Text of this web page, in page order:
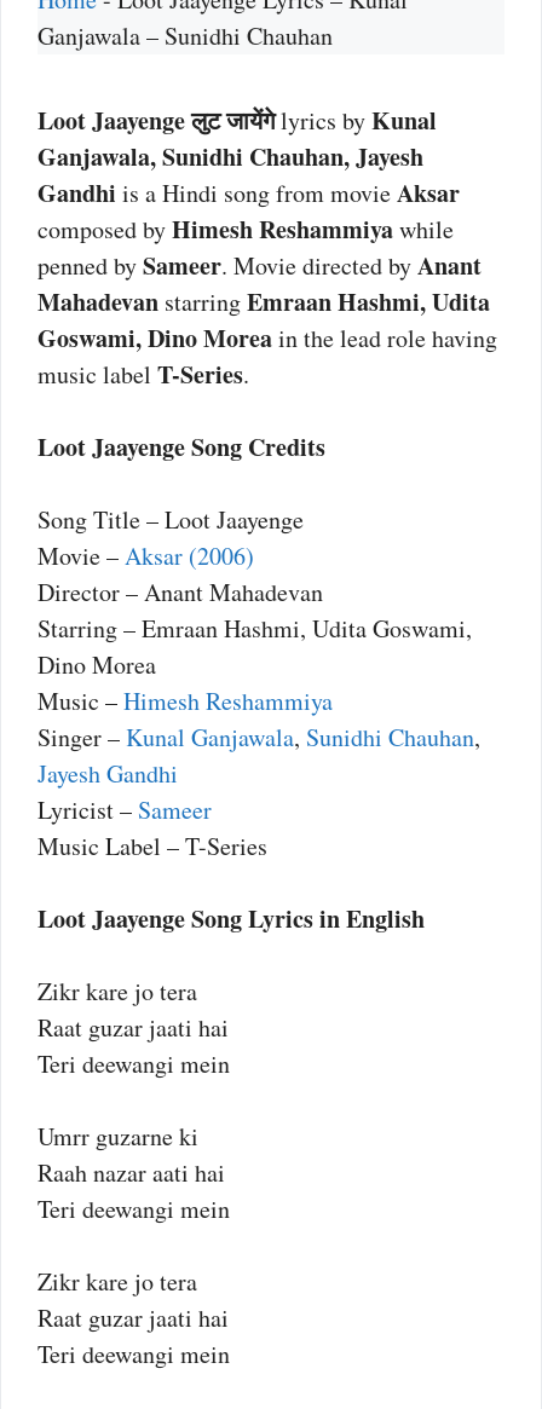
Ganjawala – Sunidhi Chauhan
Loot Jaayenge लुट जायेंगेlyrics byKunal
Ganjawala, Sunidhi Chauhan, Jayesh
Gandhi is a Hindi song from movieAksar
composed byHimesh Reshammiyawhile
penned bySameer. Movie directed byAnant
Mahadevan starringEmraan Hashmi, Udita
Goswami, Dino Moreain the lead role having
music label T-Series.
Loot Jaayenge Song Credits
Song Title – Loot Jaayenge
Movie –Aksar (2006)
Director – Anant Mahadevan
Starring – Emraan Hashmi, Udita Goswami,
Dino Morea
Music –Himesh Reshammiya
Singer –Kunal Ganjawala, Sunidhi Chauhan,
Jayesh Gandhi
Lyricist – Sameer
Music Label – T-Series
Loot Jaayenge Song Lyrics in English
Zikr kare jo tera
Raat guzar jaati hai
Teri deewangi mein
Umrr guzarne ki
Raah nazar aati hai
Teri deewangi mein
Zikr kare jo tera
Raat guzar jaati hai
Teri deewangi mein